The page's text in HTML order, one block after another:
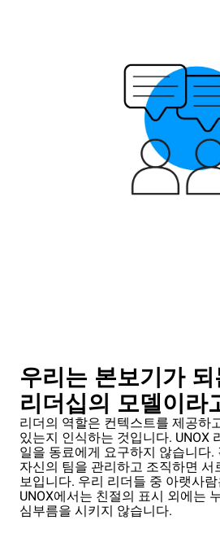
우리는 본보기가
리더십의 모델이라
리더의 역할은 컨텍스트를 제공하
있는지 인식하는 것입니다. UNOX
일을 동료에게 요구하지 않습니다.
자신의 팀을 관리하고 조직하면 서
보입니다. 우리 리더들 중 아랫사
UNOX에서는 친절의 표시 외에는
심부름을 시키지 않습니다.